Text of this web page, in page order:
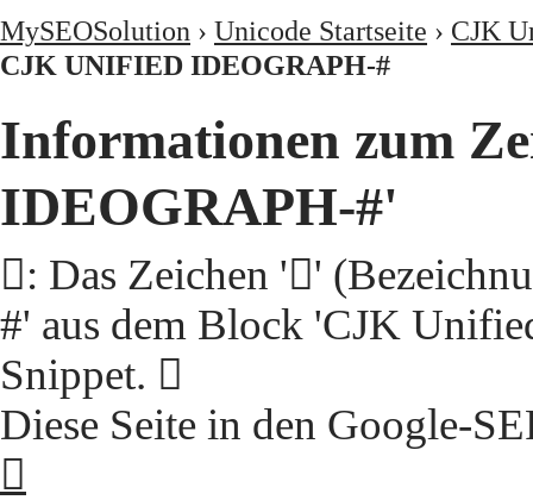
MySEOSolution › Unicode Startseite › CJK
CJK UNIFIED IDEOGRAPH-#
Informationen zum
IDEOGRAPH-#'
𩰢: Das Zeichen '𩰢'
#' aus dem Block 'CJK
Snippet. 𩰢
Diese Seite in den Google-
𩰢